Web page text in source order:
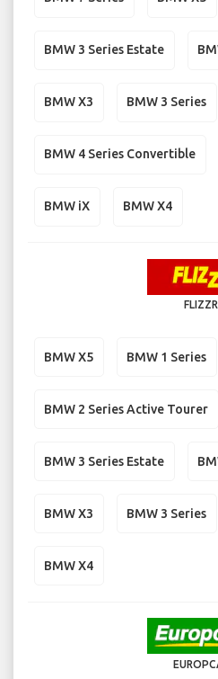
BMW 3 Series Estate
BMW X3 BMW 3 Series
BMW 4 Series Convertible
BMW iX BMW X4
FLIZZR
BMW X5 BMW 1 Series
BMW 2 Series Active Tourer
BMW 3 Series Estate
BMW X3 BMW 3 Series
BMW X4